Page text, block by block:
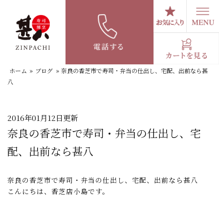
スタッフブログ
ホーム » ブログ » 奈良の香芝市で寿司・弁当の仕出し、宅配、出前なら甚
八
2016年01月12日更新
奈良の香芝市で寿司・弁当の仕出し、宅
配、出前なら甚八
奈良の香芝市で寿司・弁当の仕出し、宅配、出前なら甚八
こんにちは、香芝店小島です。